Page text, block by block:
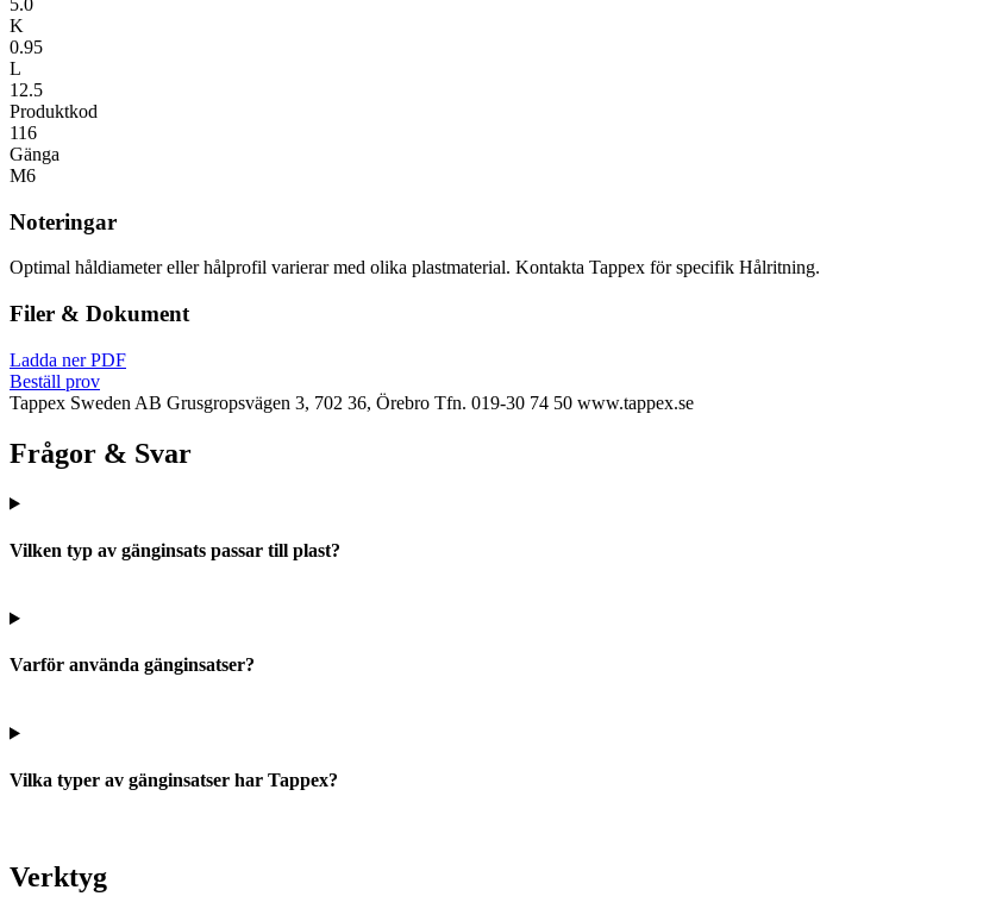
K
0.95
L
12.5
Produktkod
116
Gänga
M6
Noteringar
Optimal håldiameter eller hålprofil varierar med olika plastmaterial. Kontakta Tappex för specifik Hålritning.
Filer & Dokument
Ladda ner PDF
Beställ prov
Tappex Sweden AB Grusgropsvägen 3, 702 36, Örebro Tfn. 019-30 74 50 www.tappex.se
Frågor & Svar
Vilken typ av gänginsats passar till plast?
Varför använda gänginsatser?
Vilka typer av gänginsatser har Tappex?
Verktyg